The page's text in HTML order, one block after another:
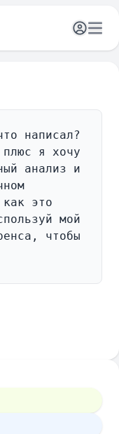
Открыть